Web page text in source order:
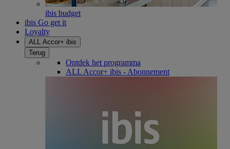
ibis budget
ibis Go get it
Loyalty
ALL Accor+ ibis
Terug
Ontdek het programma
ALL Accor+ ibis - Abonnement